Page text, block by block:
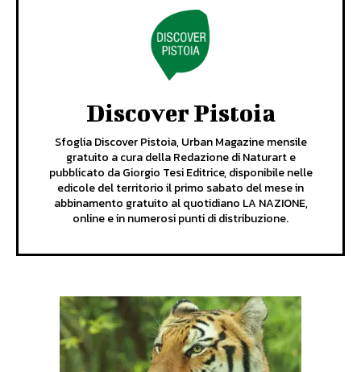
Discover Pistoia
Sfoglia Discover Pistoia, Urban Magazine mensile
gratuito a cura della Redazione di Naturart e
pubblicato da Giorgio Tesi Editrice, disponibile nelle
edicole del territorio il primo sabato del mese in
abbinamento gratuito al quotidiano LA NAZIONE,
online e in numerosi punti di distribuzione.